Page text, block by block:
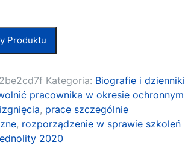
Produktu
Kategoria: Biografie i dzienniki
pracownika w okresie ochronnym
, prace szczególnie
, rozporządzenie w sprawie szkoleń
2020